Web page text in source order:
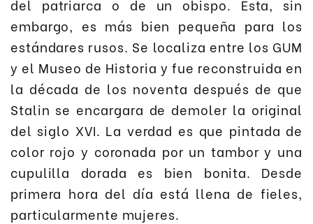
del patriarca o de un obispo. Esta, sin
embargo, es más bien pequeña para los
estándares rusos. Se localiza entre los GUM
y el Museo de Historia y fue reconstruida en
la década de los noventa después de que
Stalin se encargara de demoler la original
del siglo XVI. La verdad es que pintada de
color rojo y coronada por un tambor y una
cupulilla dorada es bien bonita. Desde
primera hora del día está llena de fieles,
particularmente mujeres.